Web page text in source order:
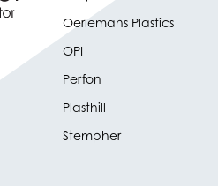
Oerlemans Plastics
OPI
Perfon
Plasthill
Stempher